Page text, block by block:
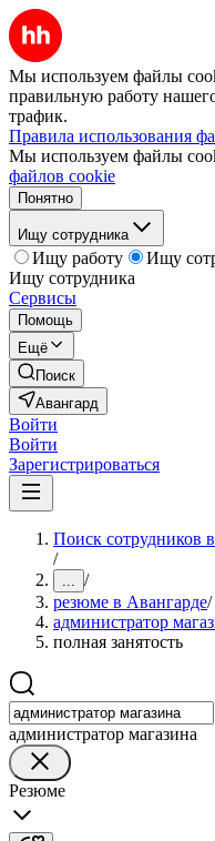
Мы используем файлы
правильную работу
трафик.
Правила использования
Мы используем файлы
файлов cookie
Понятно
Ищу сотрудника
Ищу работу
Ищу
Ищу сотрудника
Сервисы
Помощь
Ещё
Поиск
Авангард
Войти
Войти
Зарегистрироваться
Поиск сотрудников
/
... /
резюме в Авангарде/
администратор
полная занятость
администратор магазина
Резюме